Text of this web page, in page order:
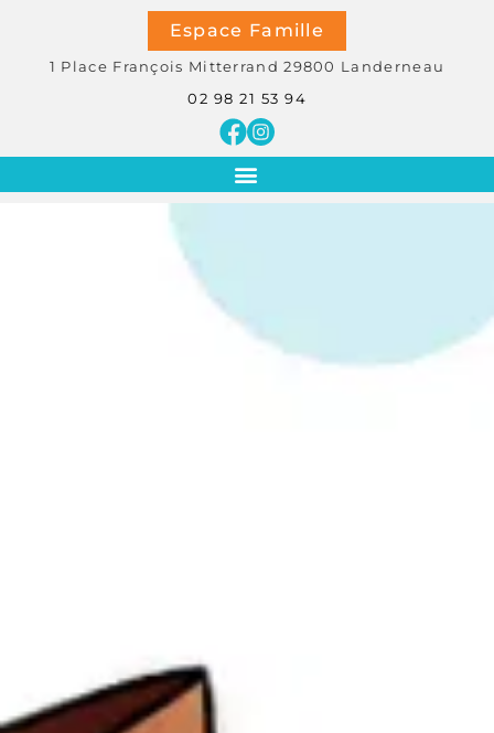
Espace Famille
1 Place François Mitterrand 29800 Landerneau
02 98 21 53 94